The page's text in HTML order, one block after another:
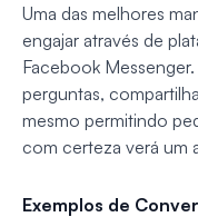
Uma das melhores
engajar através de
Facebook
perguntas,
mesmo permitindo
com certeza verá um
Exemplos de